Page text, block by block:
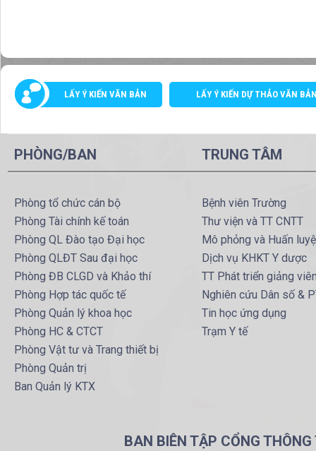
LẤY Ý KIẾN VĂN BẢN LẤY Ý KIẾN DỰ THẢO VĂN
PHÒNG/BAN
Phòng tổ chức cán bộ
Phòng Tài chính kế toán
Phòng QL Đào tạo Đại học
Phòng QLĐT Sau đại học
Phòng ĐB CLGD và Khảo thí
Phòng Hợp tác quốc tế
Phòng Quản lý khoa học
Phòng HC & CTCT
Phòng Vật tư và Trang thiết bị
Phòng Quản trị
Ban Quản lý KTX
TRUNG TÂM
Bệnh viên Trường
Thư viện và TT CNTT
Mô phỏng và Huấn
Dịch vụ KHKT Y dược
TT Phát triển giảng
Nghiên cứu Dân số &
Tin học ứng dụng
Trạm Y tế
BAN BIÊN TẬP CỔNG